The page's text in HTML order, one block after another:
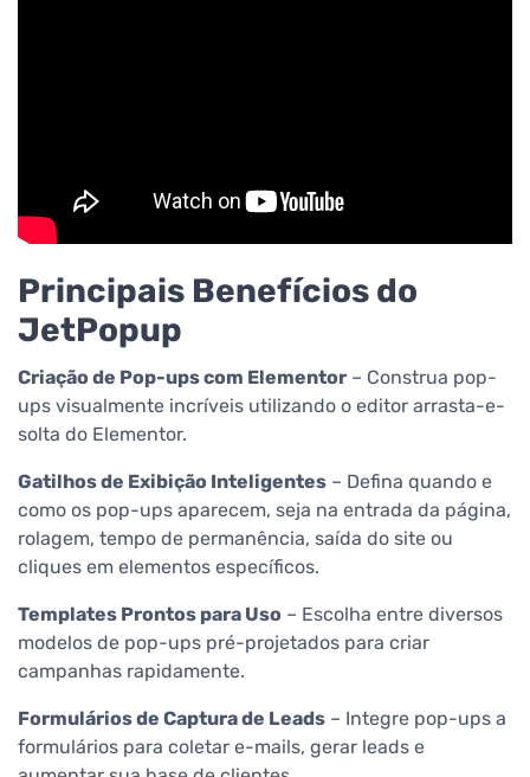
Principais Benefícios do
JetPopup
Criação de Pop-ups com Elementor – Construa pop-
ups visualmente incríveis utilizando o editor arrasta-e-
solta do Elementor.
Gatilhos de Exibição Inteligentes – Defina quando e
como os pop-ups aparecem, seja na entrada da página,
rolagem, tempo de permanência, saída do site ou
cliques em elementos específicos.
Templates Prontos para Uso – Escolha entre diversos
modelos de pop-ups pré-projetados para criar
campanhas rapidamente.
Formulários de Captura de Leads – Integre pop-ups a
formulários para coletar e-mails, gerar leads e